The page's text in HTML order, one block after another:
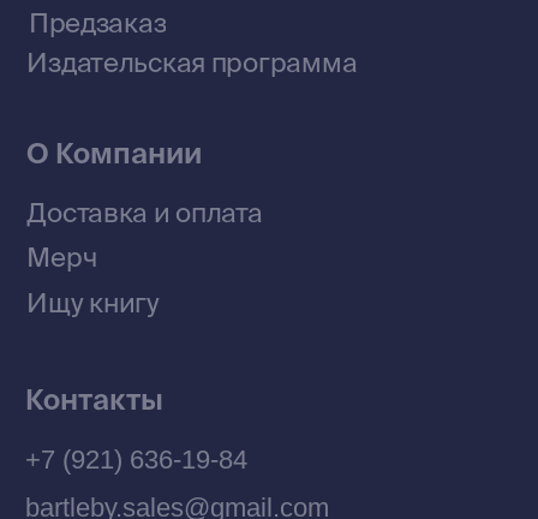
Договор оферты
Политика конфиденциальности
© 2026 Все права защищены